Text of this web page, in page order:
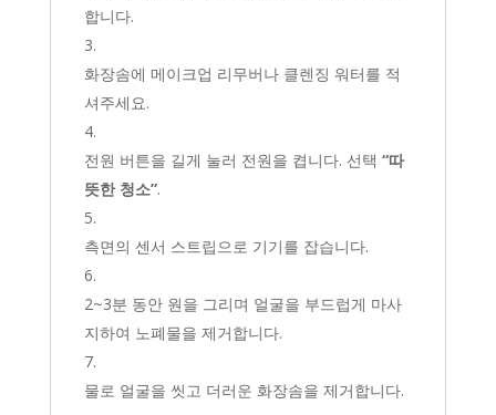
합니다.
화장솜에 메이크업 리무버나 클렌징 워터를 적
셔주세요.
전원 버튼을 길게 눌러 전원을 켭니다. 선택 “따
뜻한 청소”.
측면의 센서 스트립으로 기기를 잡습니다.
2~3분 동안 원을 그리며 얼굴을 부드럽게 마사
지하여 노폐물을 제거합니다.
물로 얼굴을 씻고 더러운 화장솜을 제거합니다.